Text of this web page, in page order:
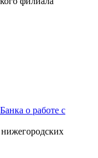
о работе с